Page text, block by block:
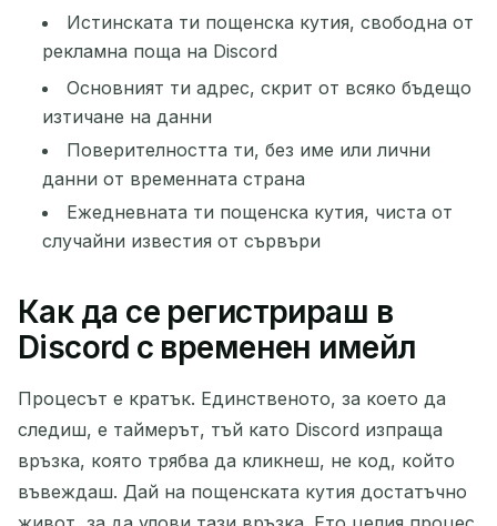
Чакаме за входящи имейли...
Обнови
Истинската ти пощенска кутия, свободна от
рекламна поща на Discord
Основният ти адрес, скрит от всяко бъдещо
изтичане на данни
Поверителността ти, без име или лични
данни от временната страна
Ежедневната ти пощенска кутия, чиста от
случайни известия от сървъри
Как да се регистрираш в
Discord с временен имейл
Процесът е кратък. Единственото, за което да
следиш, е таймерът, тъй като Discord изпраща
връзка, която трябва да кликнеш, не код, който
въвеждаш. Дай на пощенската кутия достатъчно